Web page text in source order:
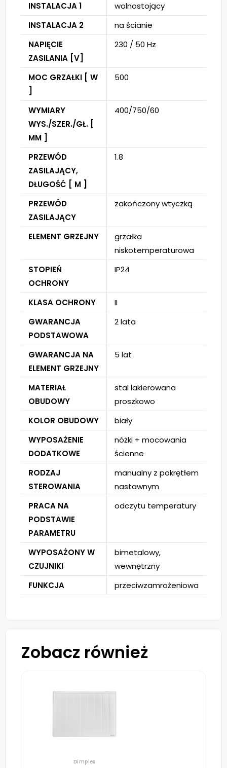
INSTALACJA 1
wolnostojący
INSTALACJA 2
na ścianie
NAPIĘCIE
ZASILANIA [V]
230 / 50 Hz
MOC GRZAŁKI [ W
500
WYMIARY
WYS./SZER./GŁ. [
MM ]
400/750/60
PRZEWÓD
ZASILAJĄCY,
DŁUGOŚĆ [ M ]
1.8
PRZEWÓD
ZASILAJĄCY
zakończony wtyczką
ELEMENT GRZEJNY
grzałka
niskotemperaturowa
STOPIEŃ
OCHRONY
IP24
KLASA OCHRONY
II
GWARANCJA
PODSTAWOWA
2 lata
GWARANCJA NA
ELEMENT GRZEJNY
5 lat
MATERIAŁ
OBUDOWY
stal lakierowana
proszkowo
KOLOR OBUDOWY
biały
WYPOSAŻENIE
DODATKOWE
nóżki + mocowania
ścienne
RODZAJ
STEROWANIA
manualny z pokrętłem
nastawnym
PRACA NA
PODSTAWIE
PARAMETRU
odczytu temperatury
WYPOSAŻONY W
CZUJNIKI
bimetalowy,
wewnętrzny
FUNKCJA
przeciwzamrożeniowa
Zobacz również
Dimplex